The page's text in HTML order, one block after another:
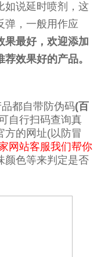
如说延时喷剂，这
弹，一般用作应
果最好，欢迎添加
效果好的产品。
都自带防伪码(百
可自行扫码查询真
方的网址(以防冒
网站客服我们帮你
颜色等来判定是否